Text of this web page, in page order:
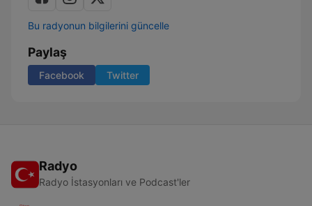
Bu radyonun bilgilerini güncelle
Paylaş
Facebook Twitter
Radyo
Radyo İstasyonları ve Podcast'ler